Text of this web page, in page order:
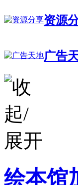
资源
广告
绘本馆